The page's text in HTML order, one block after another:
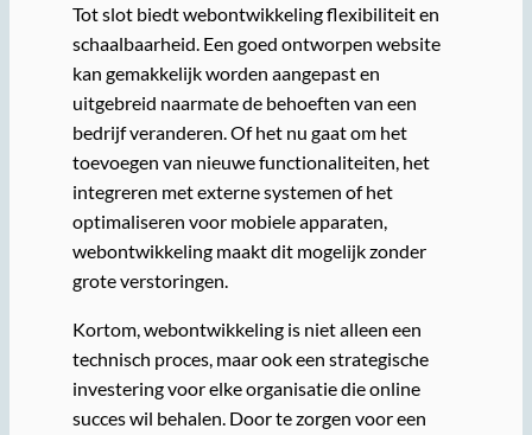
Tot slot biedt webontwikkeling flexibiliteit en
schaalbaarheid. Een goed ontworpen website
kan gemakkelijk worden aangepast en
uitgebreid naarmate de behoeften van een
bedrijf veranderen. Of het nu gaat om het
toevoegen van nieuwe functionaliteiten, het
integreren met externe systemen of het
optimaliseren voor mobiele apparaten,
webontwikkeling maakt dit mogelijk zonder
grote verstoringen.
Kortom, webontwikkeling is niet alleen een
technisch proces, maar ook een strategische
investering voor elke organisatie die online
succes wil behalen. Door te zorgen voor een